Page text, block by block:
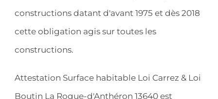
constructions datant d'avant 1975 et dès 2018
cette obligation agis sur toutes les
constructions.
Attestation Surface habitable Loi Carrez & Loi
Boutin La Roque-d'Anthéron 13640 est